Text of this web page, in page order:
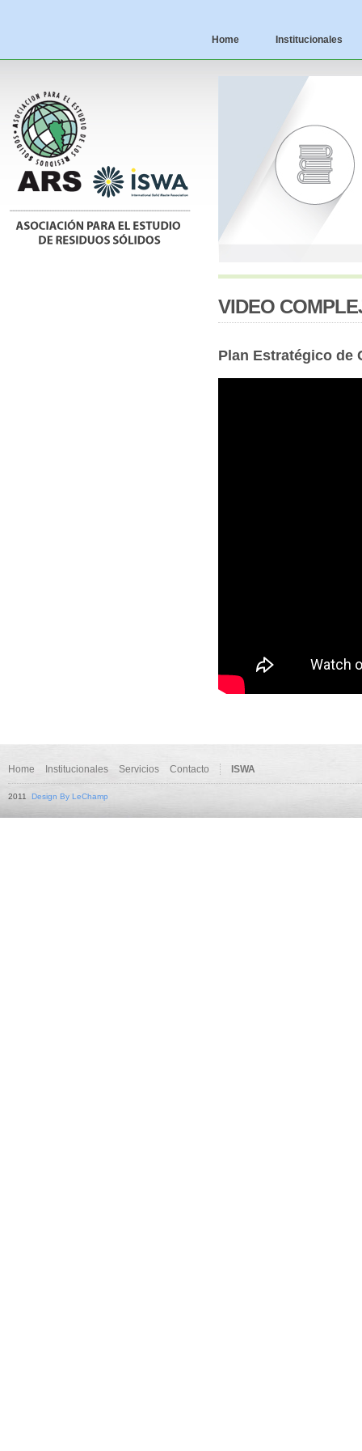
Home Institucionales
VIDEO
Plan Estratégico de
Home Institucionales Servicios Contacto ISWA
2011 Design By LeChamp